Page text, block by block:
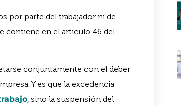
por parte del trabajador ni de
contiene en el artículo 46 del
conjuntamente con el deber
Y es que la excedencia
, sino la suspensión del